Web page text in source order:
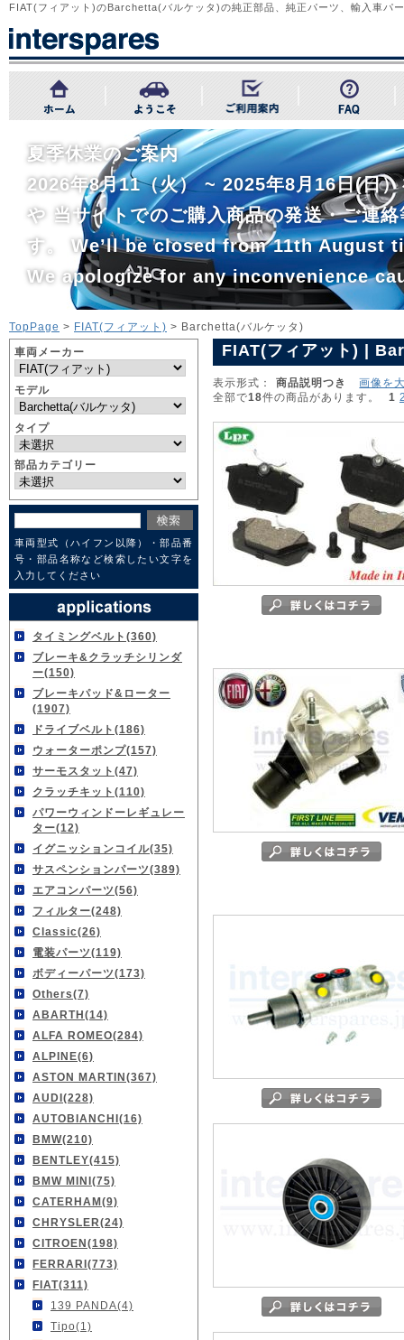
FIAT(フィアット)のBarchetta(バルケッタ‎)の純正部品、純正パーツ、輸入車パ
夏季休業のご案内
2026年8月11（火） ~ 2025年8月16日(日
や 当サイトでのご購入商品の発送・ご連
す。 We’ll be closed from 11th August
We apologize for any inconvenience
TopPage > FIAT(フィアット) > Barchetta(バルケッタ‎)
車両メーカー
モデル
タイプ
部品カテゴリー
車両型式（ハイフン以降）・部品番
号・部品名称など検索したい文字を
入力してください
タイミングベルト(360)
ブレーキ&クラッチシリンダ
ー(150)
ブレーキパッド&ローター
(1907)
ドライブベルト(186)
ウォーターポンプ(157)
サーモスタット(47)
クラッチキット(110)
パワーウィンドーレギュレー
ター(12)
イグニッションコイル(35)
サスペンションパーツ(389)
エアコンパーツ(56)
フィルター(248)
Classic(26)
電装パーツ(119)
ボディーパーツ(173)
Others(7)
ABARTH(14)
ALFA ROMEO(284)
ALPINE(6)
ASTON MARTIN(367)
AUDI(228)
AUTOBIANCHI(16)
BMW(210)
BENTLEY(415)
BMW MINI(75)
CATERHAM(9)
CHRYSLER(24)
CITROEN(198)
FERRARI(773)
FIAT(311)
139 PANDA(4)
Tipo(1)
FIAT(フィアット) |
表示形式： 商品説明つき 画像を
全部で18件の商品があります。 1